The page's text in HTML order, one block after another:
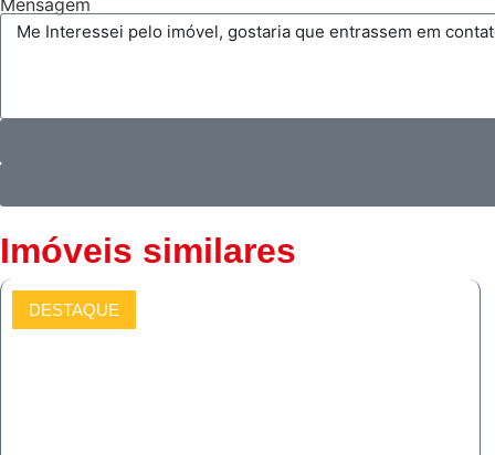
Mensagem
Imóveis similares
DESTAQUE